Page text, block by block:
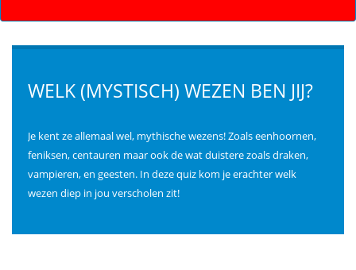
WELK (MYSTISCH) WEZEN BEN JIJ?
Je kent ze allemaal wel, mythische wezens! Zoals eenhoornen,
feniksen, centauren maar ook de wat duistere zoals draken,
vampieren, en geesten. In deze quiz kom je erachter welk
wezen diep in jou verscholen zit!